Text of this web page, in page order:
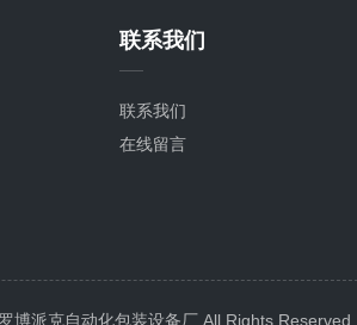
联系我们
联系我们
在线留言
博派克自动化包装设备厂 All Rights Reserved